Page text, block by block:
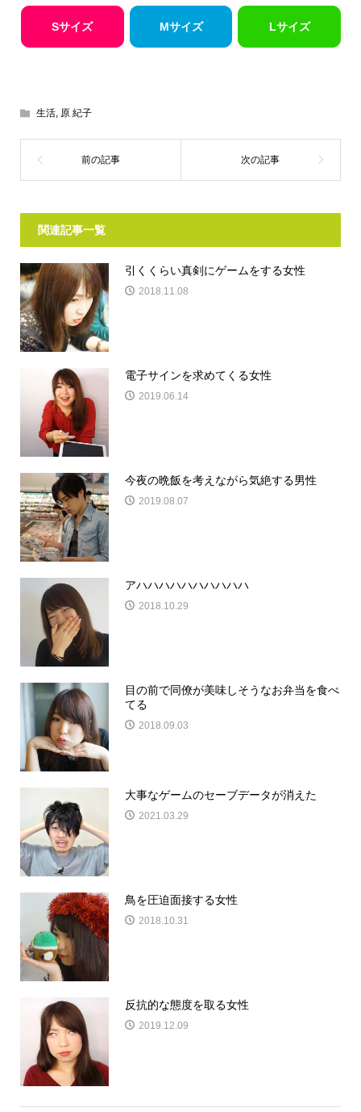
Sサイズ Mサイズ Lサイズ
生活, 原 紀子
関連記事一覧
引くくらい真剣にゲームをする女性
2018.11.08
電子サインを求めてくる女性
2019.06.14
今夜の晩飯を考えながら気絶する男性
2019.08.07
アハハハハハハハハハハ
2018.10.29
目の前で同僚が美味しそうなお弁当を食べ
てる
2018.09.03
大事なゲームのセーブデータが消えた
2021.03.29
鳥を圧迫面接する女性
2018.10.31
反抗的な態度を取る女性
2019.12.09